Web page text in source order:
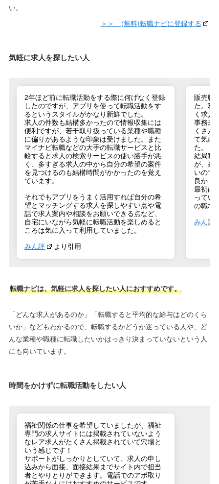
い。
＞＞ (無料)転職ナビに登録する
気軽に求人を探したい人
2年ほど前に転職活動をする際に何げなく登録
したのですが、アプリを使って転職活動をす
るというスタイルがかなり新鮮でした。
求人の件数も結構多かったので情報収集には
便利ですが、若干取り扱っている業種や職種
に偏りがあるような印象は受けました。また
マイナビ転職などの大手の転職サービスと比
較すると求人の検索サービスの使い勝手が悪
く、多すぎる求人の中から自分の希望の案件
を見つけるのも結構時間がかかったのを覚え
ています。
それでもアプリをうまく活用すれば自分の希
望とマッチングする求人を探しやすい点や電
話で求人案内や相談をお願いできる点など、
自宅にいながら気軽に転職活動を楽しめると
ころは気に入って利用していました。
みん評 より引用
販売職
た。利
く求人
事務未
くさん
て気に
た。
結局私
が、条
いので
良かっ
最初は
ってい
の職場
みん評
転職ナビは、気軽に求人を探したい人におすすめです。
「どんな求人があるのか」「転職すると平均的な給与はどのくら
いか」などもわかるので、転職するかどうか迷っている人や、ど
んな業種や職種に転職したいかはっきり決まっていないという人
にも向いています。
時間をかけずに転職活動をしたい人
福祉関係の仕事を希望していましたが、福祉
専門の求人サイトには掲載されていないよう
なレア求人がたくさん掲載されていて穴場と
いう感じです！
サポートがしっかりとしていて、求人の申し
込みから面接、面接結果までサイト内で担当
者とやりとりができます。電話でのアポ取り